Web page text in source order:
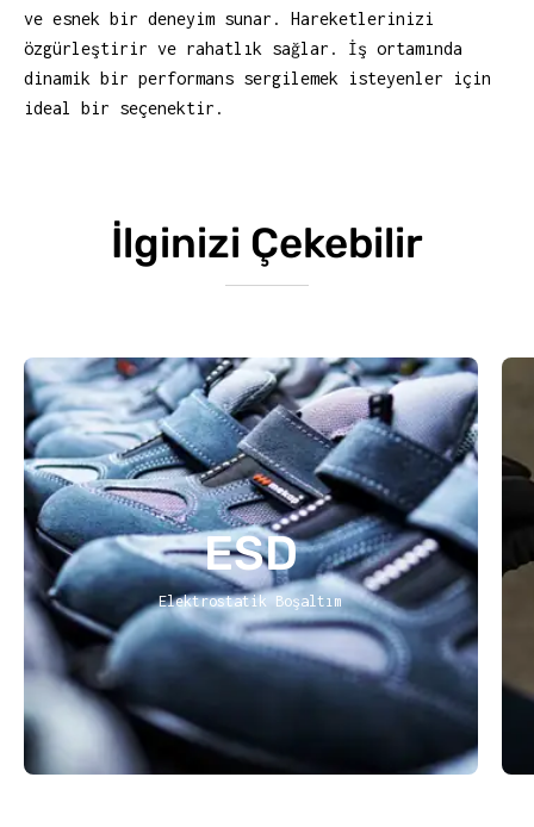
ve esnek bir deneyim sunar. Hareketlerinizi
özgürleştirir ve rahatlık sağlar. İş ortamında
dinamik bir performans sergilemek isteyenler için
ideal bir seçenektir.
İlginizi Çekebilir
ESD
Elektrostatik Boşaltım